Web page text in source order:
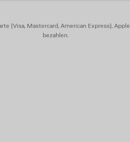
(Visa, Mastercard, American Express), Apple
bezahlen.